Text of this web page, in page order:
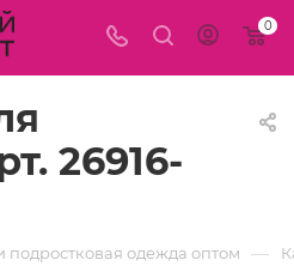
0
26916-
подростковая одежда оптом —